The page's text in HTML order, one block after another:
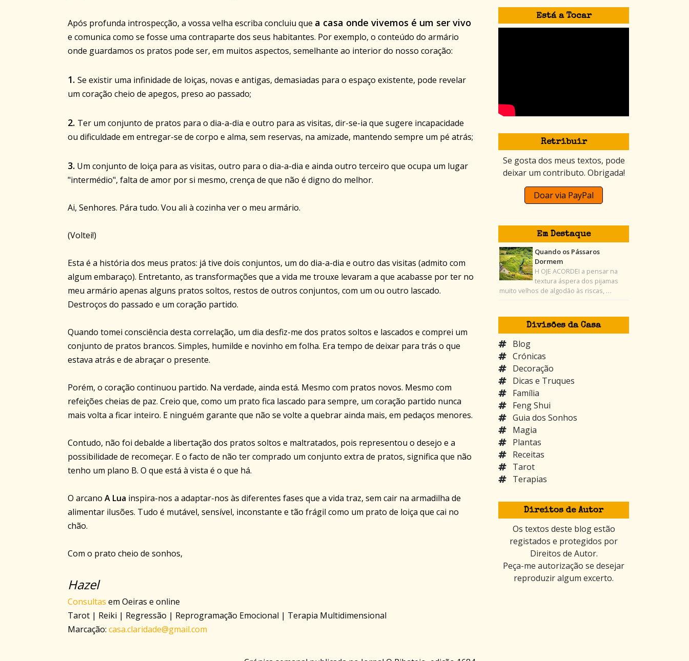
Após profunda introspecção, a vossa velha escriba concluiu que a casa onde vivemos é um ser vivo
e comunica como se fosse uma contraparte dos seus habitantes. Por exemplo, o conteúdo do armário
onde guardamos os pratos pode ser, em muitos aspectos, semelhante ao interior do nosso coração:
1. Se existir uma infinidade de loiças, novas e antigas, demasiadas para o espaço existente, pode revelar
um coração cheio de apegos, preso ao passado;
2. Ter um conjunto de pratos para o dia-a-dia e outro para as visitas, dir-se-ia que sugere incapacidade
ou dificuldade em entregar-se de corpo e alma, sem reservas, na amizade, mantendo sempre um pé atrás;
3. Um conjunto de loiça para as visitas, outro para o dia-a-dia e ainda outro terceiro que ocupa um lugar
"intermédio", falta de amor por si mesmo, crença de que não é digno do melhor.
Ai, Senhores. Pára tudo. Vou ali à cozinha ver o meu armário.
(Voltei!)
Esta é a história dos meus pratos: já tive dois conjuntos, um do dia-a-dia e outro das visitas (admito com
algum embaraço). Entretanto, as transformações que a vida me trouxe levaram a que acabasse por ter no
meu armário apenas alguns pratos soltos, restos de outros conjuntos, com um ou outro lascado.
Destroços do passado e um coração partido.
Quando tomei consciência desta correlação, um dia desfiz-me dos pratos soltos e lascados e comprei um
conjunto de pratos brancos. Simples, humilde e novinho em folha. Era tempo de deixar para trás o que
estava atrás e de abraçar o presente.
Porém, o coração continuou partido. Na verdade, ainda está. Mesmo com pratos novos. Mesmo com
refeições cheias de paz. Creio que, como um prato fica lascado para sempre, um coração partido nunca
mais volta a ficar inteiro. E ninguém garante que não se volte a quebrar ainda mais, em pedaços menores.
Contudo, não foi debalde a libertação dos pratos soltos e maltratados, pois representou o desejo e a
possibilidade de recomeçar. E o facto de não ter comprado um conjunto extra de pratos, significa que não
tenho um plano B. O que está à vista é o que há.
O arcano A Lua inspira-nos a adaptar-nos às diferentes fases que a vida traz, sem cair na armadilha de
alimentar ilusões. Tudo é mutável, sensível, inconstante e tão frágil como um prato de loiça que cai no
chão.
Com o prato cheio de sonhos,
Hazel
Consultas em Oeiras e online
Tarot | Reiki | Regressão | Reprogramação Emocional | Terapia Multidimensional
Marcação: casa.claridade@gmail.com
Está a Tocar
Retribuir
Se gosta dos meus textos, pode
deixar um contributo. Obrigada!
Doar via PayPal
Em Destaque
Quando os Pássaros
Dormem
H OJE ACORDEI a pensar na
textura áspera dos pijamas
muito velhos de algodão às riscas, …
Divisões da Casa
Blog
Crónicas
Decoração
Dicas e Truques
Família
Feng Shui
Guia dos Sonhos
Magia
Plantas
Receitas
Tarot
Terapias
Direitos de Autor
Os textos deste blog estão
registados e protegidos por
Direitos de Autor.
Peça-me autorização se desejar
reproduzir algum excerto.